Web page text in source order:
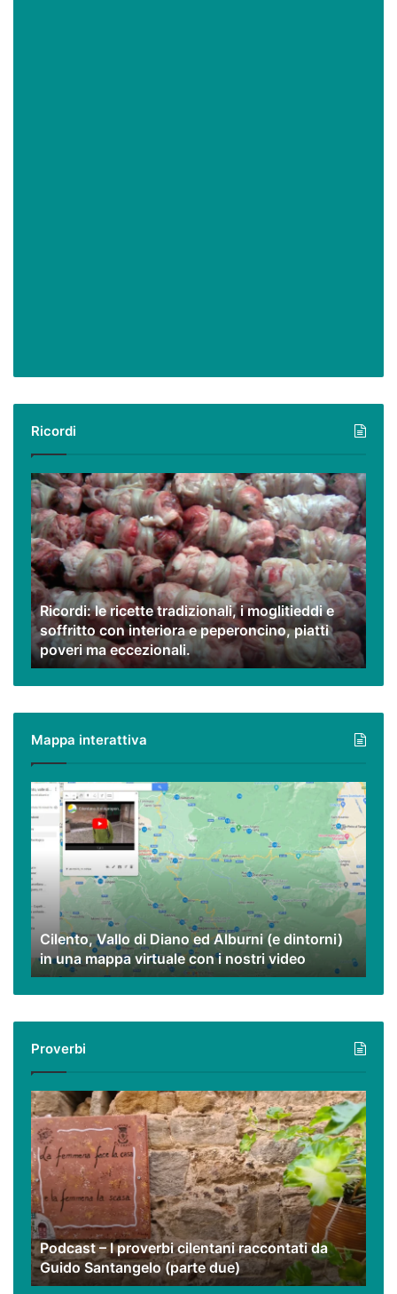
Ricordi
Ricordi:
le
ricette
tradizionali,
i
moglitieddi
e
soffritto
con
interiora
e
peperoncino,
ma
eccezionali.
Ricordi: le ricette tradizionali, i moglitieddi e
soffritto con interiora e peperoncino, piatti
poveri ma eccezionali.
Mappa interattiva
Cilento,
Vallo
di
Diano
ed
Alburni
(e
dintorni)
una
mappa
virtuale
nostri
video
Cilento, Vallo di Diano ed Alburni (e dintorni)
in una mappa virtuale con i nostri video
Proverbi
Podcast
–
I
proverbi
cilentani
raccontati
da
Guido
Santangelo
(parte
due)
Podcast – I proverbi cilentani raccontati da
Guido Santangelo (parte due)